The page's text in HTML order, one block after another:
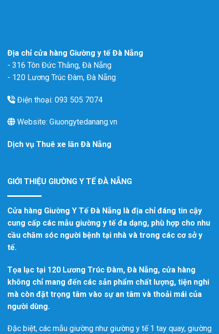
Địa chỉ cửa hàng Giường y tế Đà Nẵng
- 316 Tôn Đức Thắng, Đà Nẵng
- 120 Lương Trúc Đàm, Đà Nẵng
Điện thoại: 093 505 7074
Website: Giuongytedanang.vn
Dịch vụ Thuê xe lăn Đà Nẵng
GIỚI THIỆU GIƯỜNG Y TẾ ĐÀ NẴNG
Cửa hàng Giường Y Tế Đà Nẵng là địa chỉ đáng tin cậy
cung cấp các mẫu giường y tế đa dạng, phù hợp cho nhu
cầu chăm sóc người bệnh tại nhà và trong các cơ sở y
tế.
Tọa lạc tại 120 Lương Trúc Đàm, Đà Nẵng, cửa hàng
không chỉ mang đến các sản phẩm chất lượng, tiện nghi
mà còn đặt trọng tâm vào sự an tâm và thoải mái của
người dùng.
Đặc biệt, các mẫu giường như giường y tế 1 tay quay, giường